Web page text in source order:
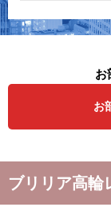
お
お
ブリリア高輪